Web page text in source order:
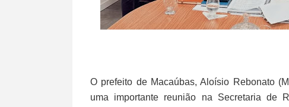
O prefeito de Macaúbas, Aloísio Rebonato
uma importante reunião na Secretaria de